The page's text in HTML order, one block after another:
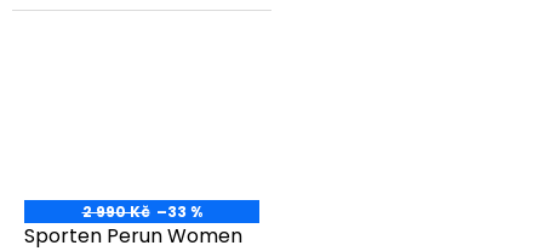
2 990 Kč –33 %
Sporten Perun Women